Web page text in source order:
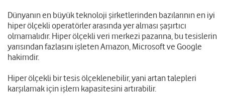
Dünyanın en büyük teknoloji şirketlerinden bazılarının en iyi
hiper ölçekli operatörler arasında yer alması şaşırtıcı
olmamalıdır. Hiper ölçekli veri merkezi pazarına, bu tesislerin
yarısından fazlasını işleten Amazon, Microsoft ve Google
hakimdir.
Hiper ölçekli bir tesis ölçeklenebilir, yani artan talepleri
karşılamak için işlem kapasitesini artırabilir.